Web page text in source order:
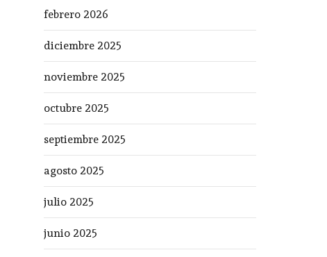
febrero 2026
diciembre 2025
noviembre 2025
octubre 2025
septiembre 2025
agosto 2025
julio 2025
junio 2025